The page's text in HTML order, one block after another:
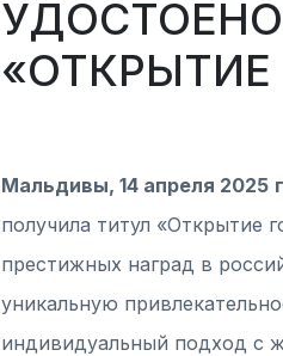
«ОТКРЫТИЕ
Мальдивы, 14 апреля 2025
получила титул «Открытие
престижных наград в
уникальную
индивидуальный подход с